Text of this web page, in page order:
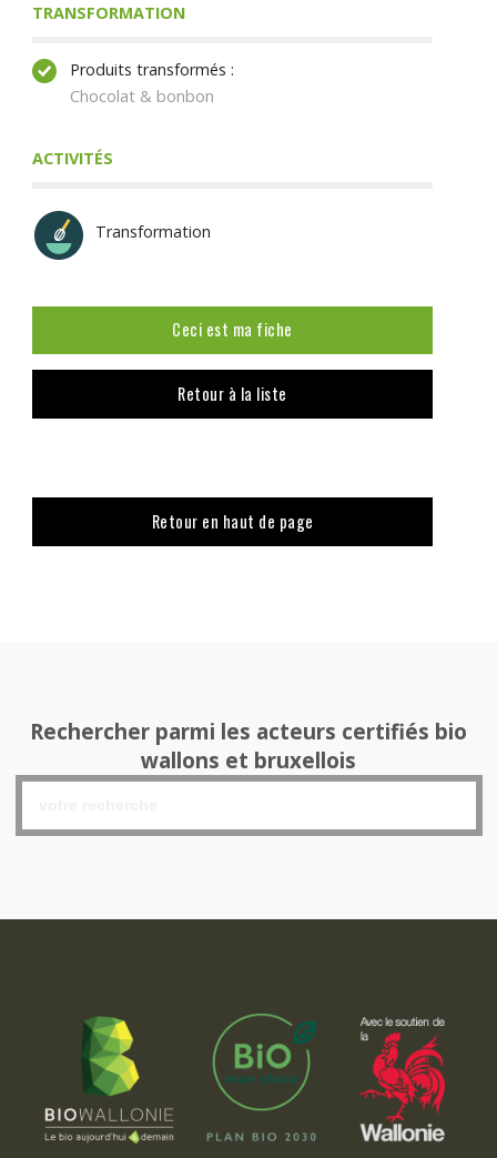
TRANSFORMATION
Produits transformés :
Chocolat & bonbon
ACTIVITÉS
Transformation
Ceci est ma fiche
Retour à la liste
Retour en haut de page
Rechercher parmi les acteurs certifiés bio
wallons et bruxellois